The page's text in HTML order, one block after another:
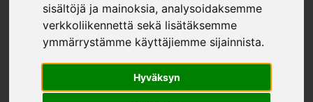
sisältöjä ja mainoksia, analysoidaksemme
verkkoliikennettä sekä lisätäksemme
ymmärrystämme käyttäjiemme sijainnista.
Hyväksyn